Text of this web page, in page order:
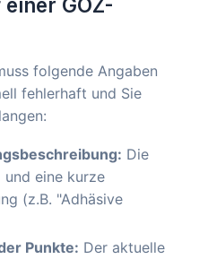
folgende Angaben
fehlerhaft und Sie
Die
eine kurze
(z.B. "Adhäsive
Punkte: Der aktuelle